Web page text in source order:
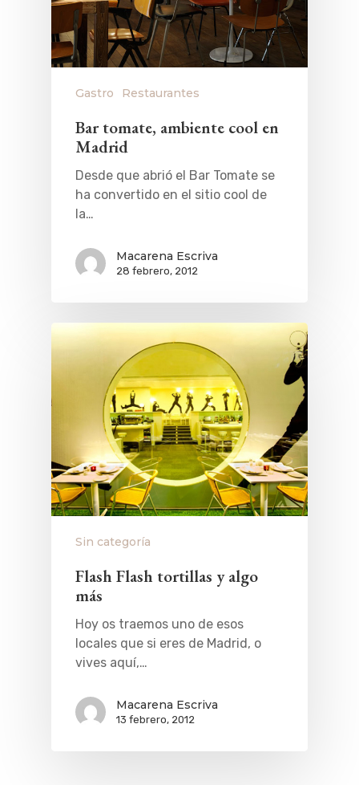
Gastro Restaurantes
Bar tomate, ambiente cool en
Madrid
Desde que abrió el Bar Tomate se
ha convertido en el sitio cool de
la…
Macarena Escriva
28 febrero, 2012
Sin categoría
Flash Flash tortillas y algo
más
Hoy os traemos uno de esos
locales que si eres de Madrid, o
vives aquí,…
Macarena Escriva
13 febrero, 2012